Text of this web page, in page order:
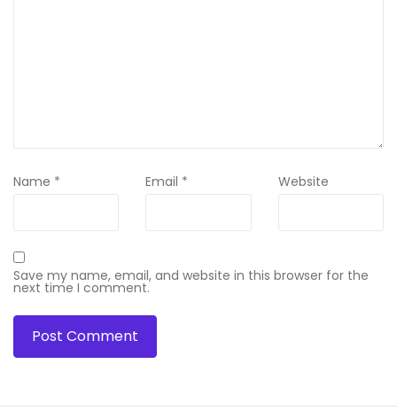
Name * Email * Website
Save my name, email, and website in this browser for the
next time I comment.